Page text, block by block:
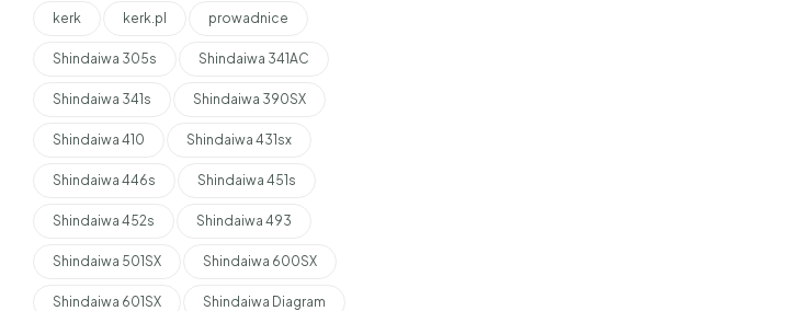
kerk kerk.pl prowadnice
Shindaiwa 305s Shindaiwa 341AC
Shindaiwa 341s Shindaiwa 390SX
Shindaiwa 410 Shindaiwa 431sx
Shindaiwa 446s Shindaiwa 451s
Shindaiwa 452s Shindaiwa 493
Shindaiwa 501SX Shindaiwa 600SX
Shindaiwa 601SX Shindaiwa Diagram